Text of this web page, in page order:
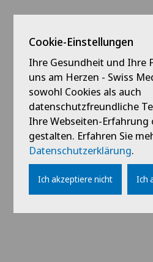
Cookie-Einstellungen
Ihre Gesundheit und Ihre
uns am Herzen - Swiss
sowohl Cookies als auch
datenschutzfreundliche
Ihre Webseiten-Erfahrung
gestalten. Erfahren Sie
Datenschutzerklärung.
Ich akzeptiere nicht Ich